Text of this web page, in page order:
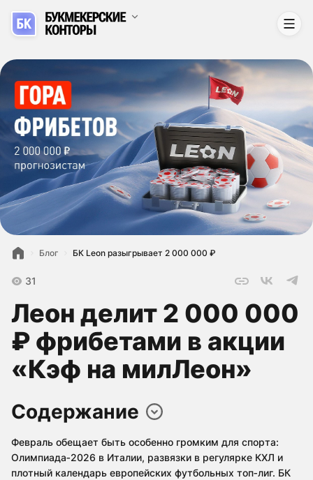
Блог БК Leon разыгрывает 2 000 000 ₽
31
Леон делит 2 000 000
₽ фрибетами в акции
«Кэф на милЛеон»
Содержание
Февраль обещает быть особенно громким для спорта:
Олимпиада‑2026 в Италии, развязки в регулярке КХЛ и
плотный календарь европейских футбольных топ‑лиг. БК